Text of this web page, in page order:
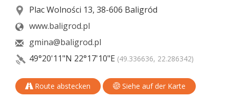
Plac Wolności 13, 38-606 Baligród
www.baligrod.pl
gmina@baligrod.pl
49°20'11"N 22°17'10"E (49.336636, 22.286342)
Route abstecken Siehe auf der Karte